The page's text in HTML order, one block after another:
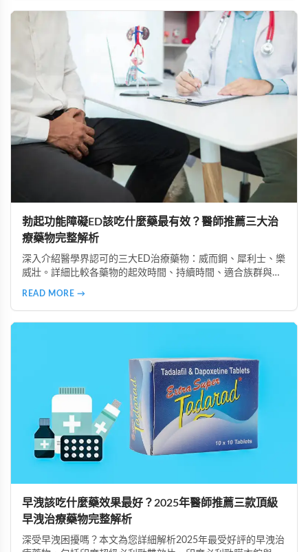
勃起功能障礙ED該吃什麼藥最有效？醫師推薦三大治
療藥物完整解析
深入介紹醫學界認可的三大ED治療藥物：威而鋼、犀利士、樂
威壯。詳細比較各藥物的起效時間、持續時間、適合族群與使
READ MORE →
早洩該吃什麼藥效果最好？2025年醫師推薦三款頂級
早洩治療藥物完整解析
深受早洩困擾嗎？本文為您詳細解析2025年最受好評的早洩治